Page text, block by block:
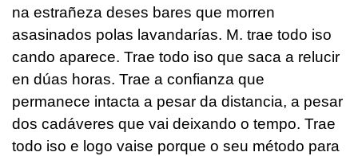
na estrañeza deses bares que morren
asasinados polas lavandarías. M. trae todo iso
cando aparece. Trae todo iso que saca a relucir
en dúas horas. Trae a confianza que
permanece intacta a pesar da distancia, a pesar
dos cadáveres que vai deixando o tempo. Trae
todo iso e logo vaise porque o seu método para